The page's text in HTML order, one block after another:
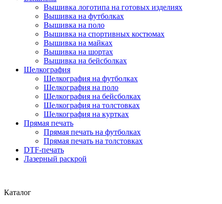
Вышивка логотипа на готовых изделиях
Вышивка на футболках
Вышивка на поло
Вышивка на спортивных костюмах
Вышивка на майках
Вышивка на шортах
Вышивка на бейсболках
Шелкография
Шелкография на футболках
Шелкография на поло
Шелкография на бейсболках
Шелкография на толстовках
Шелкография на куртках
Прямая печать
Прямая печать на футболках
Прямая печать на толстовках
DTF-печать
Лазерный раскрой
Каталог